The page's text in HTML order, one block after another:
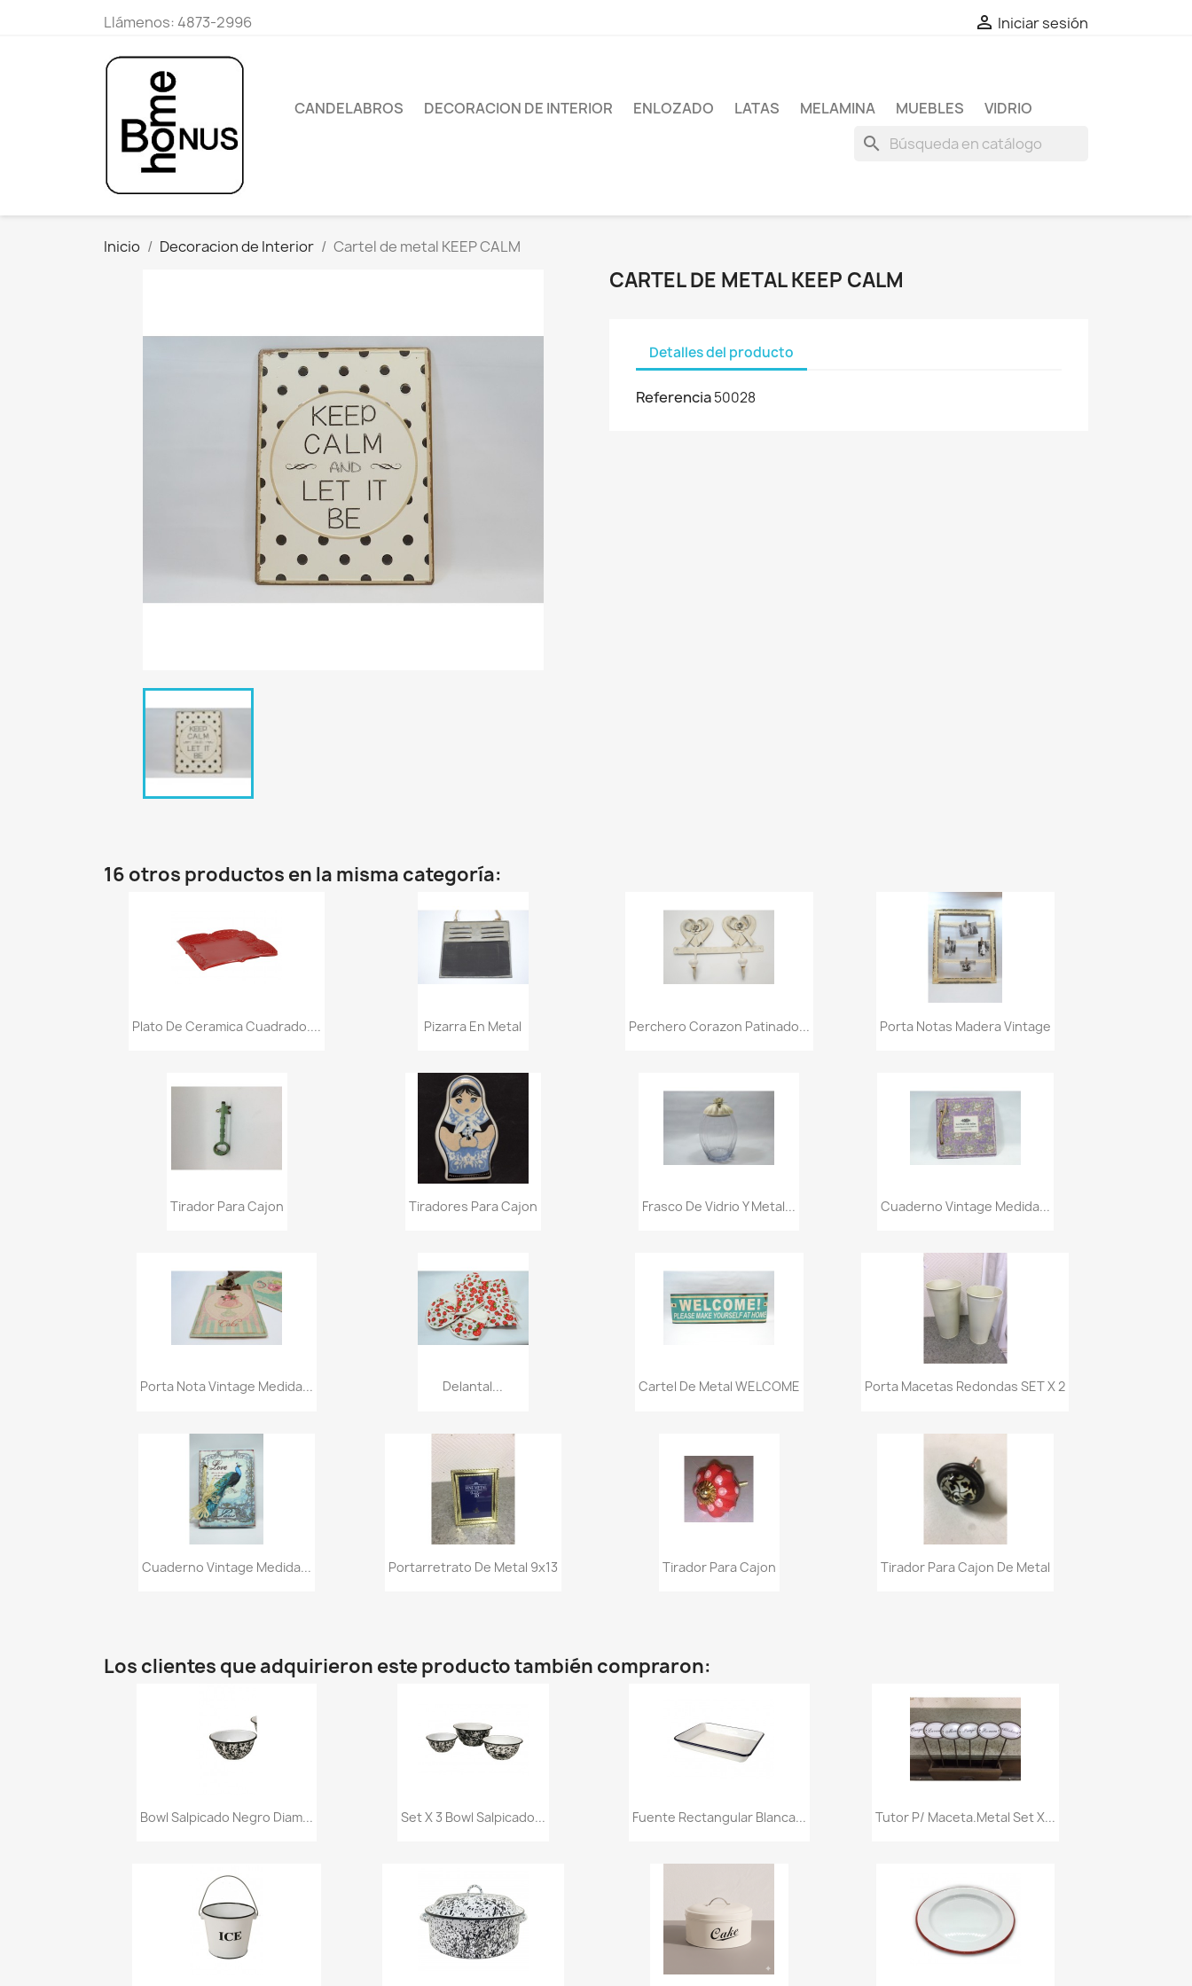
Llámenos: 4873-2996  Iniciar sesión
CANDELABROS DECORACION DE INTERIOR ENLOZADO LATAS MELAMINA MUEBLES VIDRIO
search
Inicio Decoracion de Interior Cartel de metal KEEP CALM
CARTEL DE METAL KEEP CALM
Detalles del producto
Referencia50028
16 otros productos en la misma categoría:
Vista rápida
Plato De Ceramica Cuadrado.... Vista rápida
Pizarra En Metal Vista rápida
Perchero Corazon Patinado... Vista rápida
Porta Notas Madera Vintage
Vista rápida
Tirador Para Cajon Vista rápida
Tiradores Para Cajon Vista rápida
Frasco De Vidrio Y Metal... Vista rápida
Cuaderno Vintage Medida...
Vista rápida
Porta Nota Vintage Medida... Vista rápida
Delantal... Vista rápida
Cartel De Metal WELCOME Vista rápida
Porta Macetas Redondas SET X 2
Vista rápida
Cuaderno Vintage Medida... Vista rápida
Portarretrato De Metal 9x13 Vista rápida
Tirador Para Cajon Vista rápida
Tirador Para Cajon De Metal
Los clientes que adquirieron este producto también compraron:
Vista rápida
Bowl Salpicado Negro Diam...  Vista rápida
Set X 3 Bowl Salpicado... Vista rápida
Fuente Rectangular Blanca... Vista rápida
Tutor P/ Maceta.metal Set X...